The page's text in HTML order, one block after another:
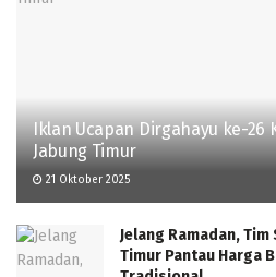
Iklan Ucapan Dirgahayu ke-26
Jabung Timur
21 Oktober 2025
Jelang Ramadan,
Timur Pantau Harga